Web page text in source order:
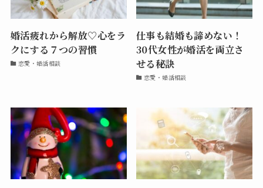
婚活疲れから解放♡心をラ
クにする７つの習慣
恋愛・婚活相談
仕事も結婚も諦めない！
30代女性が婚活を両立さ
せる秘訣
恋愛・婚活相談